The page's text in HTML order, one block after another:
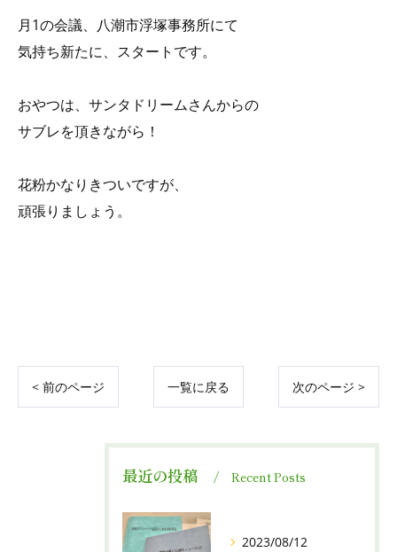
月1の会議、八潮市浮塚事務所にて
気持ち新たに、スタートです。
おやつは、サンタドリームさんからの
サブレを頂きながら！
花粉かなりきついですが、
頑張りましょう。
< 前のページ 一覧に戻る 次のページ >
最近の投稿 Recent Posts
2023/08/12